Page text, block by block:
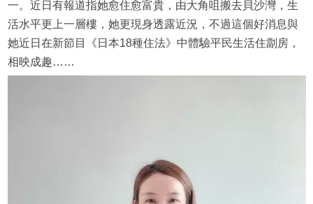
一。近日有報道指她愈住愈富貴，由大角咀搬去貝沙灣，生
活水平更上一層樓，她更現身透露近況，不過這個好消息與
她近日在新節目《日本18種住法》中體驗平民生活住劏房，
相映成趣……